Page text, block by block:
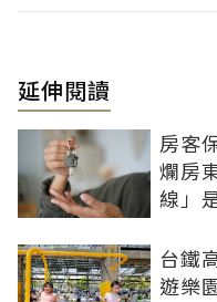
延伸閱讀
房客
爛房
線」
台鐵
遊樂